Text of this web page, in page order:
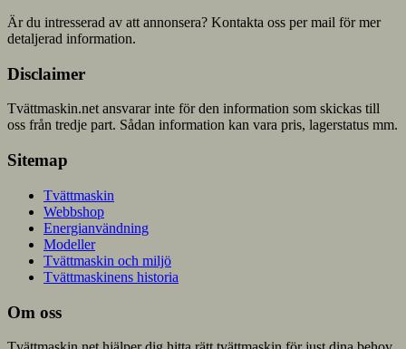
Är du intresserad av att annonsera? Kontakta oss per mail för mer
detaljerad information.
Disclaimer
Tvättmaskin.net ansvarar inte för den information som skickas till
oss från tredje part. Sådan information kan vara pris, lagerstatus mm.
Sitemap
Tvättmaskin
Webbshop
Energianvändning
Modeller
Tvättmaskin och miljö
Tvättmaskinens historia
Om oss